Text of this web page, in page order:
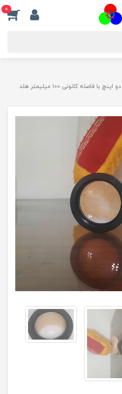
0
عدسی (لنز) دابلت (آکروماتیک) دو اینچ با فاصله کانونی ۱۰۰ میلیمتر هلد